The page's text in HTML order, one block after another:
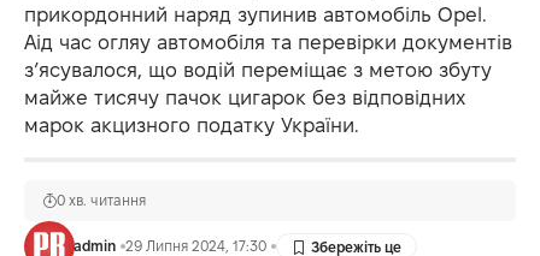
прикордонний наряд зупинив автомобіль Оpel.
Аід час огляу автомобіля та перевірки документів
з’ясувалося, що водій переміщає з метою збуту
майже тисячу пачок цигарок без відповідних
марок акцизного податку України.
admin 29 Липня 2024, 17:30
0 хв. читання